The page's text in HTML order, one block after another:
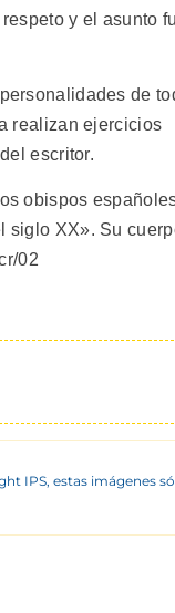
y el asunto
de
realizan ejercicios
escritor.
obispos
siglo XX». Su
02
IPS, estas imágenes